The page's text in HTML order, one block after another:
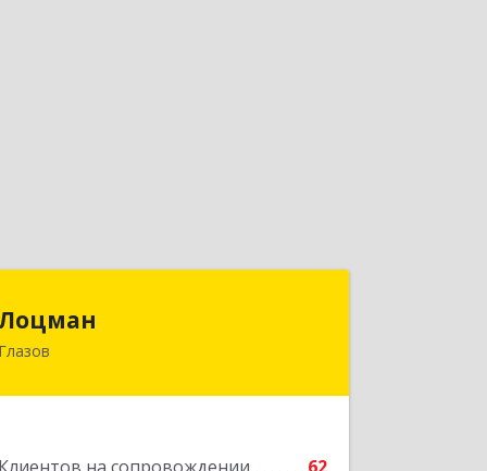
Глазов427620, Удмуртская Респ, Глазов г,